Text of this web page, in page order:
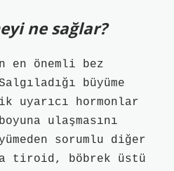
ne sağlar?
en önemli bez
büyüme
uyarıcı hormonlar
ulaşmasını
sorumlu diğer
tiroid, böbrek üstü